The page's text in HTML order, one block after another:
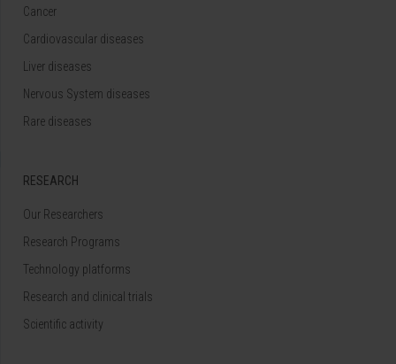
Cancer
Cardiovascular diseases
Liver diseases
Nervous System diseases
Rare diseases
RESEARCH
Our Researchers
Research Programs
Technology platforms
Research and clinical trials
Scientific activity